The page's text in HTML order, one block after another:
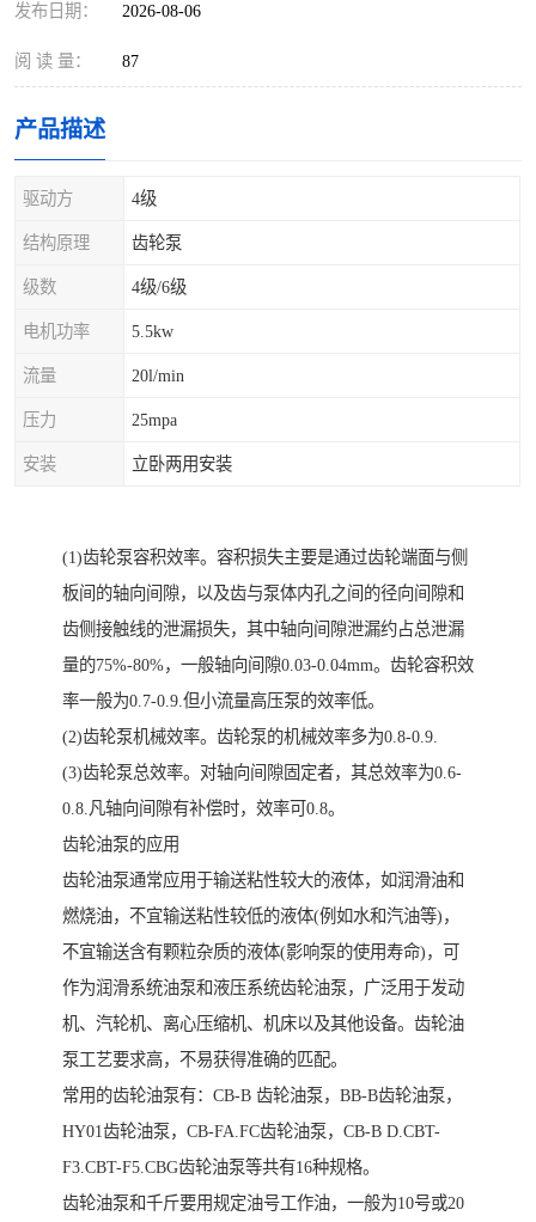
发布日期： 2026-08-06
阅 读 量： 87
产品描述
驱动方 4级
结构原理 齿轮泵
级数 4级/6级
电机功率 5.5kw
流量 20l/min
压力 25mpa
安装 立卧两用安装
(1)齿轮泵容积效率。容积损失主要是通过齿轮端面与侧
板间的轴向间隙，以及齿与泵体内孔之间的径向间隙和
齿侧接触线的泄漏损失，其中轴向间隙泄漏约占总泄漏
量的75%-80%，一般轴向间隙0.03-0.04mm。齿轮容积效
率一般为0.7-0.9.但小流量高压泵的效率低。
(2)齿轮泵机械效率。齿轮泵的机械效率多为0.8-0.9.
(3)齿轮泵总效率。对轴向间隙固定者，其总效率为0.6-
0.8.凡轴向间隙有补偿时，效率可0.8。
齿轮油泵的应用
齿轮油泵通常应用于输送粘性较大的液体，如润滑油和
燃烧油，不宜输送粘性较低的液体(例如水和汽油等)，
不宜输送含有颗粒杂质的液体(影响泵的使用寿命)，可
作为润滑系统油泵和液压系统齿轮油泵，广泛用于发动
机、汽轮机、离心压缩机、机床以及其他设备。齿轮油
泵工艺要求高，不易获得准确的匹配。
常用的齿轮油泵有：CB-B 齿轮油泵，BB-B齿轮油泵，
HY01齿轮油泵，CB-FA.FC齿轮油泵，CB-B D.CBT-
F3.CBT-F5.CBG齿轮油泵等共有16种规格。
齿轮油泵和千斤要用规定油号工作油，一般为10号或20